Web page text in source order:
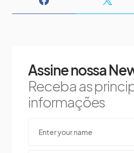
Assine nossa
Receba as
informações